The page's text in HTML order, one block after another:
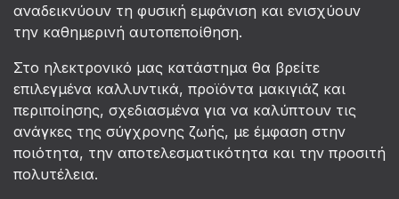
αναδεικνύουν τη φυσική εμφάνιση και ενισχύουν
την καθημερινή αυτοπεποίθηση.
Στο ηλεκτρονικό μας κατάστημα θα βρείτε
επιλεγμένα καλλυντικά, προϊόντα μακιγιάζ και
περιποίησης, σχεδιασμένα για να καλύπτουν τις
ανάγκες της σύγχρονης ζωής, με έμφαση στην
ποιότητα, την αποτελεσματικότητα και την προσιτή
πολυτέλεια.